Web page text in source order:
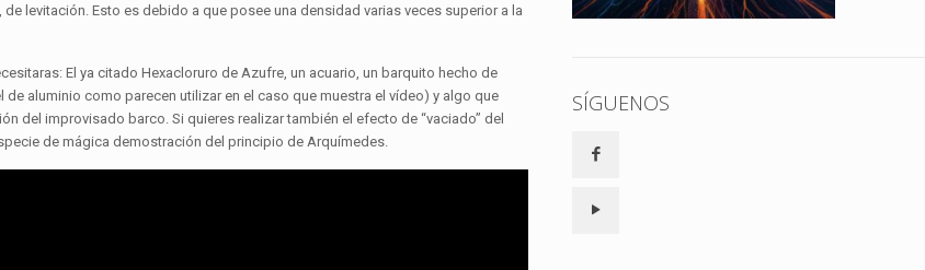
levitación. Esto es debido a que posee una densidad varias veces superior a la
El ya citado Hexacloruro de Azufre, un acuario, un barquito hecho de
aluminio como parecen utilizar en el caso que muestra el vídeo) y algo que
del improvisado barco. Si quieres realizar también el efecto de “vaciado” del
de mágica demostración del principio de Arquímedes.
SÍGUENOS